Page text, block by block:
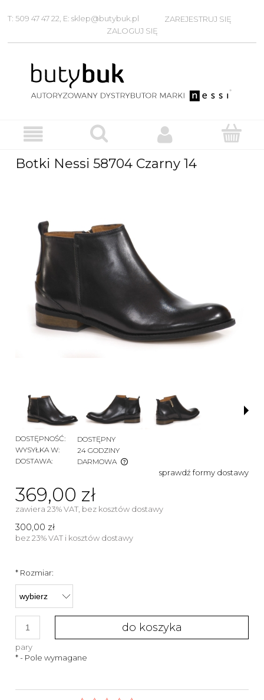
T: 509 47 47 22, E: sklep@butybuk.pl
ZAREJESTRUJ SIĘ
ZALOGUJ SIĘ
Botki Nessi 58704 Czarny 14
DOSTĘPNOŚĆ:
DOSTĘPNY
WYSYŁKA W:
24 GODZINY
DOSTAWA:
DARMOWA
CENA NIE ZAWIERA EWENTUALNYCH KOSZTÓW
sprawdź formy dostawy
369,00 zł
zawiera 23% VAT, bez kosztów dostawy
300,00 zł
bez 23% VAT i kosztów dostawy
* Rozmiar:
pary
do koszyka
*- Pole wymagane